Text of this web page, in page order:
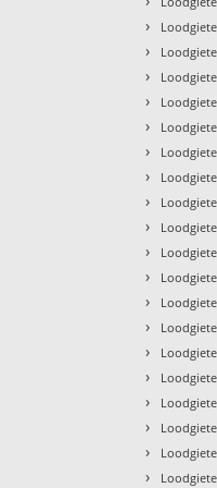
›
›
›
›
›
›
›
›
›
›
›
›
›
›
›
›
›
›
›